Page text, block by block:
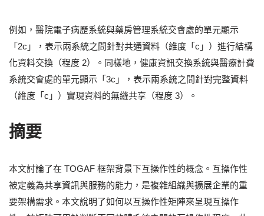
例如，醫院電子病歷系統與藥房管理系統交會處的單元顯示
「2c」，表示兩系統之間針對共通資料（維度「c」）進行結構
化資料交換（程度 2）。同樣地，健康資訊交換系統與醫療計費
系統交會處的單元顯示「3c」，表示兩系統之間針對完整資料
（維度「c」）實現資料的無縫共享（程度 3）。
摘要
本文討論了在 TOGAF 框架背景下互操作性的概念。互操作性
被定義為共享資訊與服務的能力，是複雜組織與擴展企業的重
要架構需求。本文說明了如何以互操作性矩陣來呈現互操作